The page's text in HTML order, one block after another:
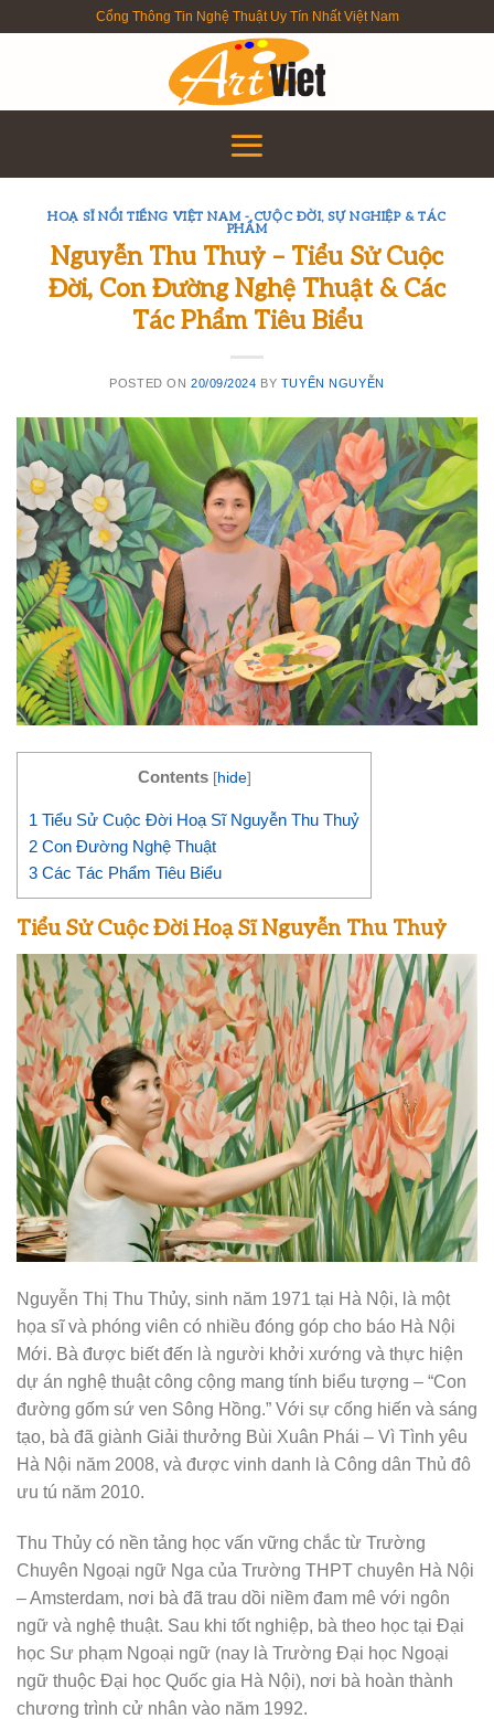
to
Cổng Thông Tin Nghệ Thuật Uy Tín Nhất Việt Nam
HOẠ SĨ NỔI TIẾNG VIỆT NAM - CUỘC ĐỜI, SỰ NGHIỆP & TÁC
PHẨM
Nguyễn Thu Thuỷ – Tiểu Sử Cuộc
Đời, Con Đường Nghệ Thuật & Các
Tác Phẩm Tiêu Biểu
POSTED ON 20/09/2024 BY TUYỂN NGUYỄN
Contents [hide]
1 Tiểu Sử Cuộc Đời Hoạ Sĩ Nguyễn Thu Thuỷ
2 Con Đường Nghệ Thuật
3 Các Tác Phẩm Tiêu Biểu
Tiểu Sử Cuộc Đời Hoạ Sĩ Nguyễn Thu Thuỷ
Nguyễn Thị Thu Thủy, sinh năm 1971 tại Hà Nội, là một
họa sĩ và phóng viên có nhiều đóng góp cho báo Hà Nội
Mới. Bà được biết đến là người khởi xướng và thực hiện
dự án nghệ thuật công cộng mang tính biểu tượng – “Con
đường gốm sứ ven Sông Hồng.” Với sự cống hiến và sáng
tạo, bà đã giành Giải thưởng Bùi Xuân Phái – Vì Tình yêu
Hà Nội năm 2008, và được vinh danh là Công dân Thủ đô
ưu tú năm 2010.
Thu Thủy có nền tảng học vấn vững chắc từ Trường
Chuyên Ngoại ngữ Nga của Trường THPT chuyên Hà Nội
– Amsterdam, nơi bà đã trau dồi niềm đam mê với ngôn
ngữ và nghệ thuật. Sau khi tốt nghiệp, bà theo học tại Đại
học Sư phạm Ngoại ngữ (nay là Trường Đại học Ngoại
ngữ thuộc Đại học Quốc gia Hà Nội), nơi bà hoàn thành
chương trình cử nhân vào năm 1992.